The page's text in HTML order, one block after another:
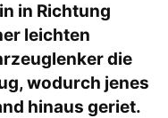
in Richtung
leichten
die
wodurch jenes
hinaus geriet.